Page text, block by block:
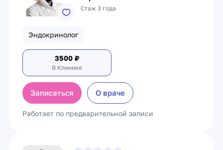
Стаж 3 года
Эндокринолог
3500 ₽
В Клинике
Записаться О враче
Работает по предварительной записи